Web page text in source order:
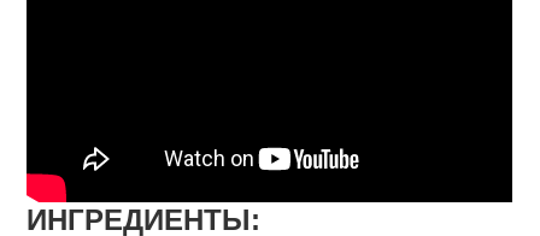
ИНГРЕДИЕНТЫ: